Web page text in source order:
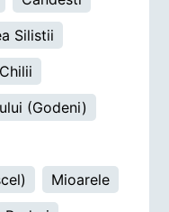
Silistii
Chilii
(Godeni)
Mioarele